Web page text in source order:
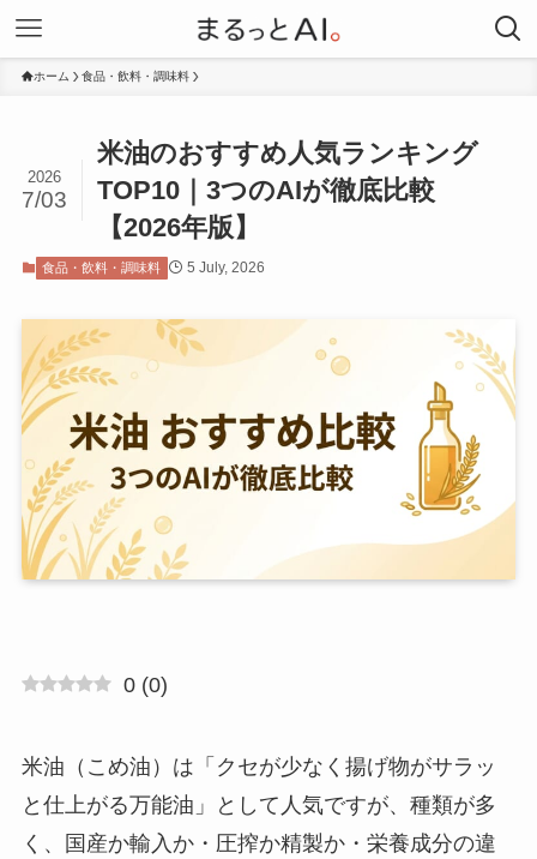
ホーム 食品・飲料・調味料
米油のおすすめ人気ランキング
TOP10｜3つのAIが徹底比較
【2026年版】
2026
7/03
食品・飲料・調味料 5 July, 2026
0 (0)
米油（こめ油）は「クセが少なく揚げ物がサラッ
と仕上がる万能油」として人気ですが、種類が多
く、国産か輸入か・圧搾か精製か・栄養成分の違